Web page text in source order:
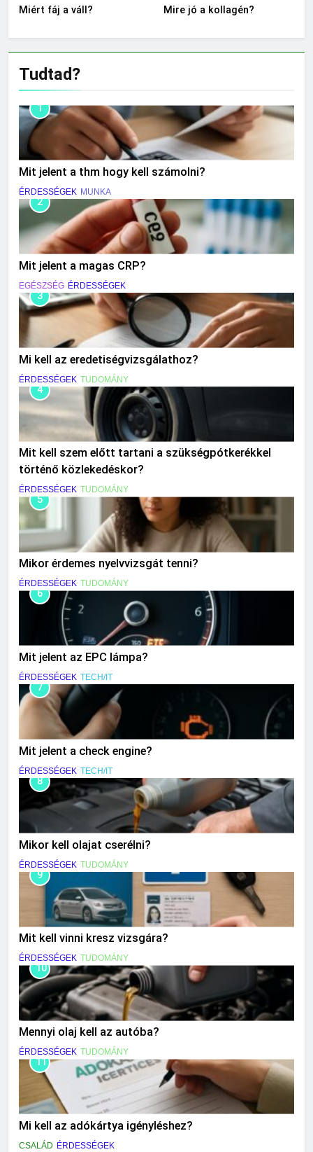
Miért fáj a váll? Mire jó a kollagén?
Tudtad?
1
Mit jelent a thm hogy kell számolni?
ÉRDESSÉGEK MUNKA
2
Mit jelent a magas CRP?
EGÉSZSÉG ÉRDESSÉGEK
3
Mi kell az eredetiségvizsgálathoz?
ÉRDESSÉGEK TUDOMÁNY
4
Mit kell szem előtt tartani a szükségpótkerékkel
történő közlekedéskor?
ÉRDESSÉGEK TUDOMÁNY
5
Mikor érdemes nyelvvizsgát tenni?
ÉRDESSÉGEK TUDOMÁNY
6
Mit jelent az EPC lámpa?
ÉRDESSÉGEK TECH/IT
7
Mit jelent a check engine?
ÉRDESSÉGEK TECH/IT
8
Mikor kell olajat cserélni?
ÉRDESSÉGEK TUDOMÁNY
9
Mit kell vinni kresz vizsgára?
ÉRDESSÉGEK TUDOMÁNY
10
Mennyi olaj kell az autóba?
ÉRDESSÉGEK TUDOMÁNY
11
Mi kell az adókártya igényléshez?
CSALÁD ÉRDESSÉGEK